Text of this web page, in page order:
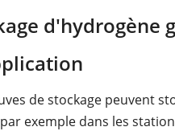
d'hydrogène
de stockage peuvent
exemple dans les